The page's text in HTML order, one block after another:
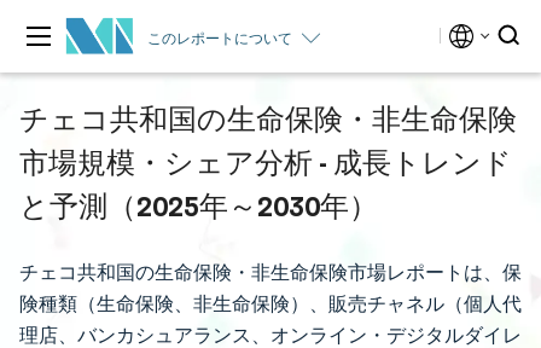
このレポートについて
チェコ共和国の生命保険・非生命保険
市場規模・シェア分析 - 成長トレンド
と予測（2025年～2030年）
チェコ共和国の生命保険・非生命保険市場レポートは、保
険種類（生命保険、非生命保険）、販売チャネル（個人代
理店、バンカシュアランス、オンライン・デジタルダイレ